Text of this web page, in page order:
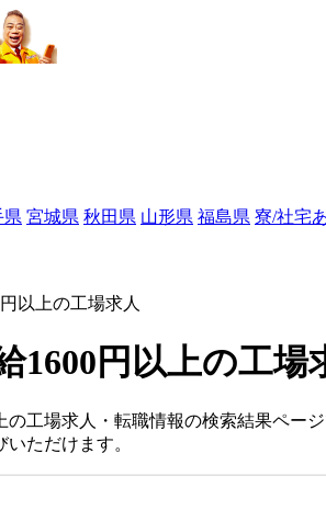
県 宮城県 秋田県 山形県 福島県 寮/社宅
以上の工場求人
1600円以上の工場
の工場求人・転職情報の検索結果ペー
ただけます。